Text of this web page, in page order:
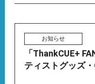
お知らせ
「ThankCUE+
ティストグッズ